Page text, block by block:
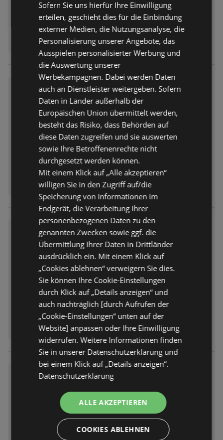
Wochenangebote
Prospekt nicht mehr gültig
Abgelaufen am: 18.07.2026
Wochenangebote
Prospekt nicht mehr gültig
Abgelaufen am: 11.07.2026
Wochenangebote
Abgelaufen am:
11.07.2026
Sofern Sie uns hierfür Ihre Einwilligung
erteilen, geschieht dies für die Einbindung
externer Medien, die Nutzungsanalyse, die
Personalisierung unserer Angebote, das
Ausspielen personalisierter Werbung und
die Auswertung unserer
Werbekampagnen. Dabei werden Daten
auch an Dienstleister weitergeben. Sofern
Daten in Länder außerhalb der
Europäischen Union übermittelt werden,
besteht das Risiko, dass Behörden auf
diese Daten zugreifen und sie auswerten
sowie Ihre Betroffenenrechte nicht
durchgesetzt werden können.
Mit einem Klick auf „Alle akzeptieren“
willigen Sie in den Zugriff auf/die
Speicherung von Informationen im
Endgerät, die Verarbeitung Ihrer
personenbezogenen Daten zu den
genannten Zwecken sowie ggf. die
Übermittlung Ihrer Daten in Drittländer
ausdrücklich ein. Mit einem Klick auf
„Cookies ablehnen“ verweigern Sie dies.
Sie können Ihre Cookie-Einstellungen
durch Klick auf „Details anzeigen“ und
auch nachträglich [durch Aufrufen der
„Cookie-Einstellungen“ unten auf der
Website] anpassen oder Ihre Einwilligung
widerrufen. Weitere Informationen finden
Sie in unserer Datenschutzerklärung und
bei einem Klick auf „Details anzeigen“.
Datenschutzerklärung
ALLE AKZEPTIEREN
COOKIES ABLEHNEN